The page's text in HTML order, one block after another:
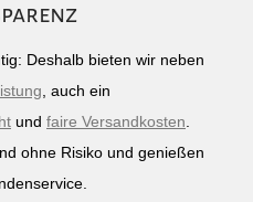
Deshalb bieten wir neben
, auch ein
und faire Versandkosten
ohne Risiko und genießen